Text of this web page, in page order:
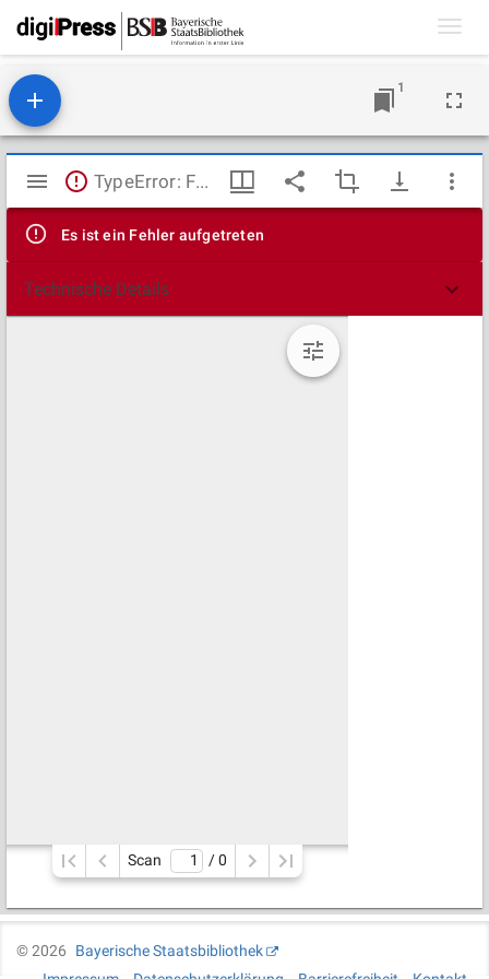
1
Mirador
Viewer
TypeError: Failed to fetch
Es ist ein Fehler aufgetreten
Technische Details
Scan / 0
©2026
Bayerische Staatsbibliothek